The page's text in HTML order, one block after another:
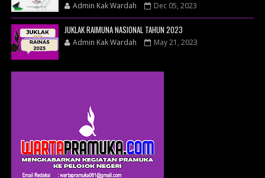
Admin Kak Wardah Dec 05, 2023
JUKLAK RAIMUNA NASIONAL TAHUN 2023
Admin Kak Wardah May 21, 2023